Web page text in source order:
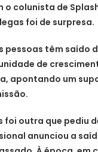
o colunista de
foi de surpresa.
pessoas têm saído
de
apontando um
foi outra que pediu
anunciou a